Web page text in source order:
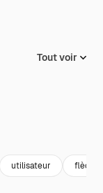
Tout voir
utilisateur flèches